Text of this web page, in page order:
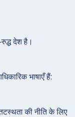
देश है।
भाषाएँ हैं:
की नीति के लिए